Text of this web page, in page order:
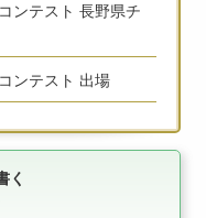
ンテスト 長野県チ
ンテスト 出場
く